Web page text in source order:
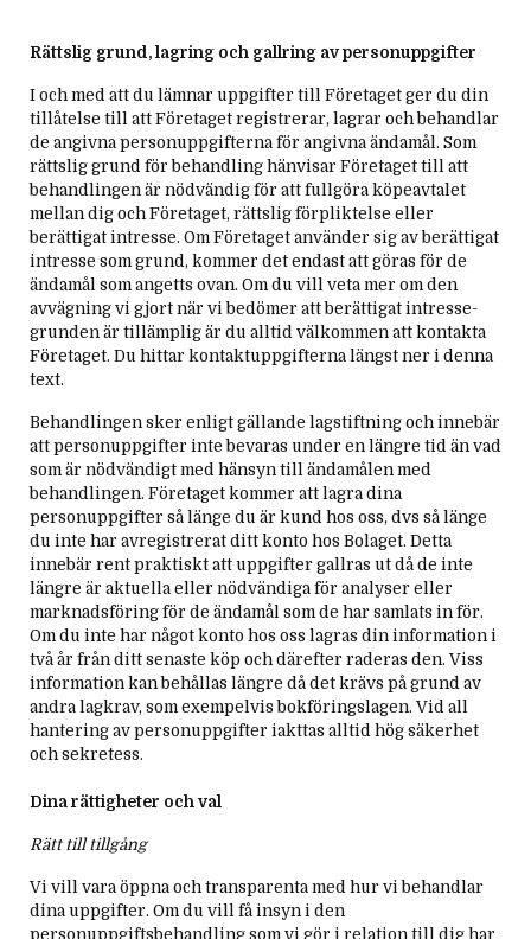
Rättslig grund, lagring och gallring av personuppgifter
I och med att du lämnar uppgifter till Företaget ger du din
tillåtelse till att Företaget registrerar, lagrar och behandlar
de angivna personuppgifterna för angivna ändamål. Som
rättslig grund för behandling hänvisar Företaget till att
behandlingen är nödvändig för att fullgöra köpeavtalet
mellan dig och Företaget, rättslig förpliktelse eller
berättigat intresse. Om Företaget använder sig av berättigat
intresse som grund, kommer det endast att göras för de
ändamål som angetts ovan. Om du vill veta mer om den
avvägning vi gjort när vi bedömer att berättigat intresse-
grunden är tillämplig är du alltid välkommen att kontakta
Företaget. Du hittar kontaktuppgifterna längst ner i denna
text.
Behandlingen sker enligt gällande lagstiftning och innebär
att personuppgifter inte bevaras under en längre tid än vad
som är nödvändigt med hänsyn till ändamålen med
behandlingen. Företaget kommer att lagra dina
personuppgifter så länge du är kund hos oss, dvs så länge
du inte har avregistrerat ditt konto hos Bolaget. Detta
innebär rent praktiskt att uppgifter gallras ut då de inte
längre är aktuella eller nödvändiga för analyser eller
marknadsföring för de ändamål som de har samlats in för.
Om du inte har något konto hos oss lagras din information i
två år från ditt senaste köp och därefter raderas den. Viss
information kan behållas längre då det krävs på grund av
andra lagkrav, som exempelvis bokföringslagen. Vid all
hantering av personuppgifter iakttas alltid hög säkerhet
och sekretess.
Dina rättigheter och val
Rätt till tillgång
Vi vill vara öppna och transparenta med hur vi behandlar
dina uppgifter. Om du vill få insyn i den
personuppgiftsbehandling som vi gör i relation till dig har